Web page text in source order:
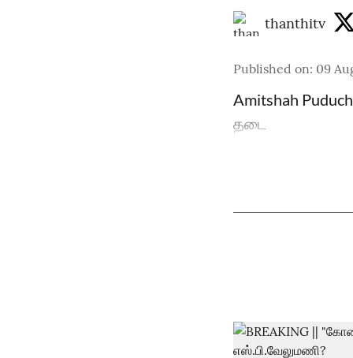
thanthitv
Published on: 09
Amitshah
தடை